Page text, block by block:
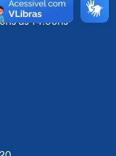
às 14:00hs